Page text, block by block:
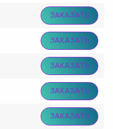
ЗАКАЗАТЬ
ЗАКАЗАТЬ
ЗАКАЗАТЬ
ЗАКАЗАТЬ
ЗАКАЗАТЬ